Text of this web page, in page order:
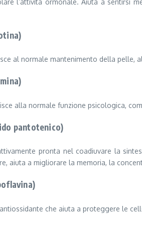
al normale mantenimento della pelle,
alla normale funzione psicologica,
pantotenico)
pronta nel coadiuvare la
aiuta a migliorare la memoria, la
che aiuta a proteggere le